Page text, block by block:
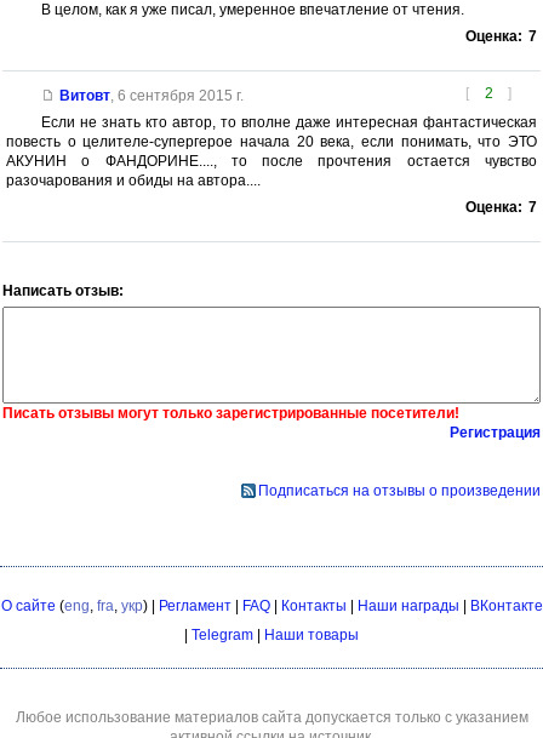
В целом, как я уже писал, умеренное впечатление от чтения.
Оценка: 7
[ 2 ]
Витовт, 6 сентября 2015 г.
Если не знать кто автор, то вполне даже интересная фантастическая
повесть о целителе-супергерое начала 20 века, если понимать, что ЭТО
АКУНИН о ФАНДОРИНЕ...., то после прочтения остается чувство
разочарования и обиды на автора....
Оценка: 7
Написать отзыв:
Писать отзывы могут только зарегистрированные посетители!
Регистрация
Подписаться на отзывы о произведении
О сайте (eng, fra, укр) | Регламент| FAQ| Контакты Наши награды
ВКонтакте
Telegram Наши товары
Любое использование материалов сайта допускается только с указанием